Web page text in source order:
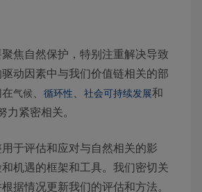
焦自然保护，特别注重解决导致
动因素中与我们价值链相关的部
气候 循环性 社会可持续发展和
力紧密相关。
于评估和应对与自然相关的影
机遇的框架和工具。我们密切关
据情况更新我们的评估和方法。